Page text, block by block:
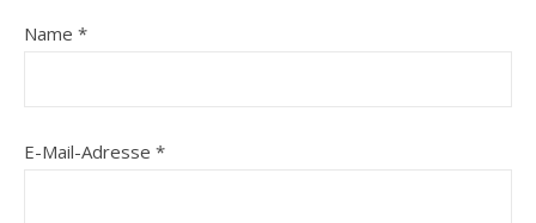
Name *
E-Mail-Adresse *